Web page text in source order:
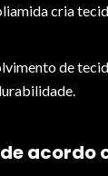
cria
de
acordo